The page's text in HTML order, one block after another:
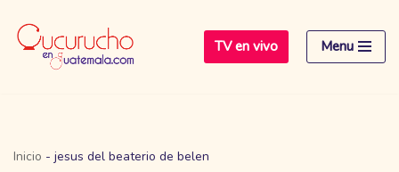
Saltar
TV en vivo Menu
Inicio - jesus del beaterio de belen